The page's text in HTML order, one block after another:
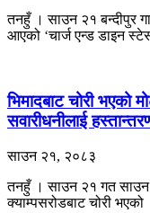
तनहुँ । साउन २१ बन्दीपुर
आएको ‘चार्ज एन्ड डाइन
भिमादबाट चोरी
सवारीधनीलाई
साउन २१, २०८३
तनहुँ । साउन २१ गत साउन
क्याम्पसरोडबाट चोरी भएको